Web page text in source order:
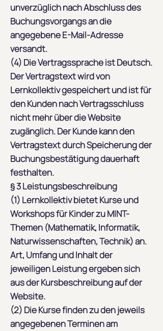
unverzüglich nach Abschluss des
Buchungsvorgangs an die
angegebene E-Mail-Adresse
versandt.
(4) Die Vertragssprache ist Deutsch.
Der Vertragstext wird von
Lernkollektiv gespeichert und ist für
den Kunden nach Vertragsschluss
nicht mehr über die Website
zugänglich. Der Kunde kann den
Vertragstext durch Speicherung der
Buchungsbestätigung dauerhaft
festhalten.
§ 3 Leistungsbeschreibung
(1) Lernkollektiv bietet Kurse und
Workshops für Kinder zu MINT-
Themen (Mathematik, Informatik,
Naturwissenschaften, Technik) an.
Art, Umfang und Inhalt der
jeweiligen Leistung ergeben sich
aus der Kursbeschreibung auf der
Website.
(2) Die Kurse finden zu den jeweils
angegebenen Terminen am